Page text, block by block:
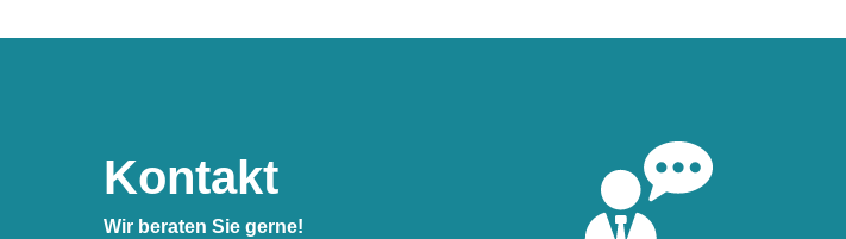
Kontakt
Wir beraten Sie gerne!